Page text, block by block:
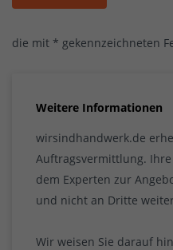
die mit * gekennzeichneten
Weitere Informationen
wirsindhandwerk.de
Auftragsvermittlung.
dem Experten zur
und nicht an Dritte
Wir weisen Sie darauf